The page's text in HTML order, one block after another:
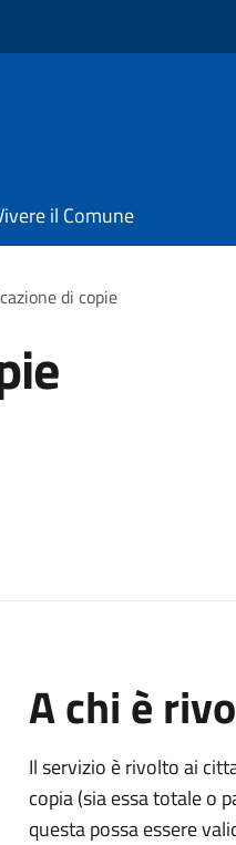
il Comune
di copie
A chi è
Il servizio è rivolto ai
copia (sia essa totale o
questa possa essere